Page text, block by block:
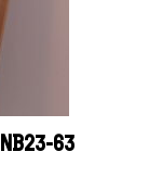
63